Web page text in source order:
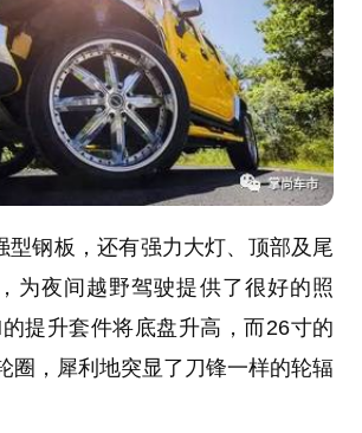
型钢板，还有强力大灯、顶部及尾
为夜间越野驾驶提供了很好的照
提升套件将底盘升高，而26寸的
圈，犀利地突显了刀锋一样的轮辐